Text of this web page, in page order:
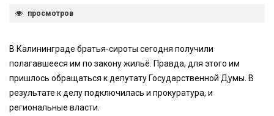
просмотров
В Калининграде братья-сироты сегодня получили
полагавшееся им по закону жильё. Правда, для этого им
пришлось обращаться к депутату Государственной Думы. В
результате к делу подключилась и прокуратура, и
региональные власти.